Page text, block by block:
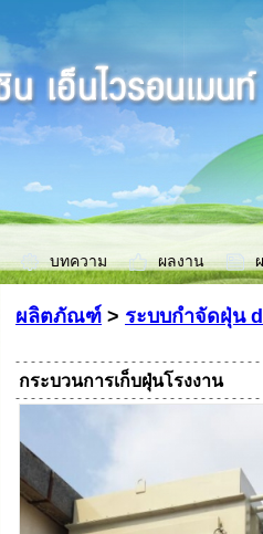
บทความ ผลงาน
ผลิตภัณฑ์ > ระบบกำจัดฝุ่น
กระบวนการเก็บฝุ่นโรงงาน